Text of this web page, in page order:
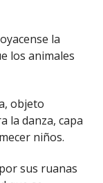
la
los animales
objeto
la danza, capa
niños.
sus ruanas